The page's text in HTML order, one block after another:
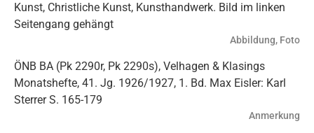
Kunst, Christliche Kunst, Kunsthandwerk. Bild im linken
Seitengang gehängt
Abbildung, Foto
ÖNB BA (Pk 2290r, Pk 2290s), Velhagen & Klasings
Monatshefte, 41. Jg. 1926/1927, 1. Bd. Max Eisler: Karl
Sterrer S. 165-179
Anmerkung